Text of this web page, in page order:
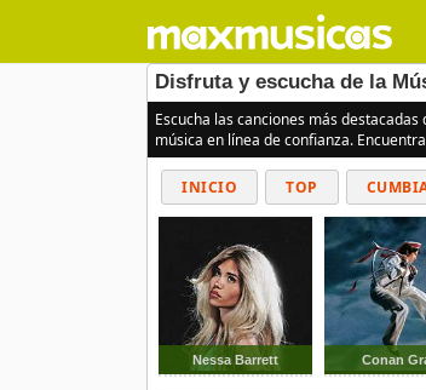
Disfruta y escucha de la
Escucha las canciones más destacadas
música en línea de confianza.
INICIO TOP
Nessa Barrett Conan